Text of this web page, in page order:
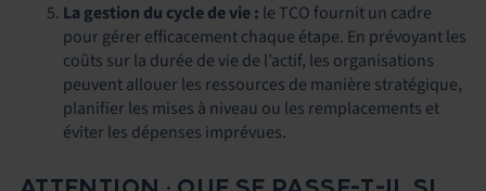
La gestion du cycle de vie : le TCO fournit un cadre
pour gérer efficacement chaque étape. En prévoyant les
coûts sur la durée de vie de l’actif, les organisations
peuvent allouer les ressources de manière stratégique,
planifier les mises à niveau ou les remplacements et
éviter les dépenses imprévues.